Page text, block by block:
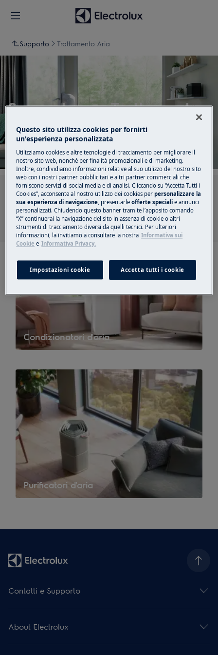
Supporto Trattamento Aria
Supporto per Trattamento
Aria
Cerca tra i nostri articoli di supporto
Condizionatori d'aria
Purificatori d'aria
Contatti e Supporto
About Electrolux
Questo sito utilizza cookies per fornirti
un'esperienza personalizzata
Utilizziamo cookies e altre tecnologie di tracciamento per migliorare il
nostro sito web, nonchè per finalità promozionali e di marketing.
Inoltre, condividiamo informazioni relative al suo utilizzo del nostro sito
web con i nostri partner pubblicitari e altri partner commerciali che
forniscono servizi di social media e di analisi. Cliccando su “Accetta Tutti i
Cookies”, acconsente al nostro utilizzo dei cookies perpersonalizzare la
sua esperienza di navigazione, presentarleofferte speciali e annunci
personalizzati. Chiudendo questo banner tramite l’apposito comando
“X” continuerai la navigazione del sito in assenza di cookie o altri
strumenti di tracciamento diversi da quelli tecnici. Per ulteriori
informazioni, la invitiamo a consultare la nostra Informativa sui
Cookie e Informativa Privacy.
Impostazioni cookie Accetta tutti i cookie